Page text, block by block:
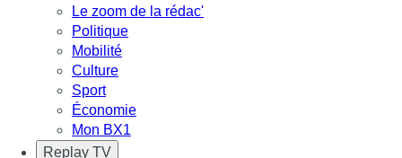
Le zoom de la rédac'
Politique
Mobilité
Culture
Sport
Économie
Mon BX1
Replay TV